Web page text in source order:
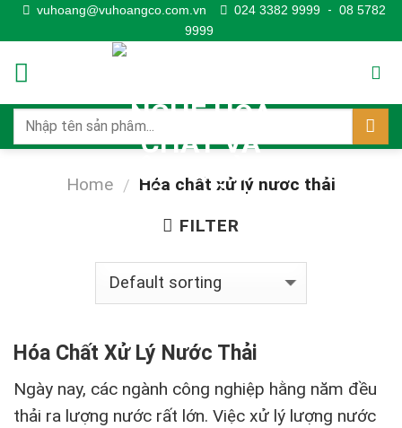
Skip
to
content
vuhoang@vuhoangco.com.vn 024 3382 9999 - 08 5782
9999
Home / Hóa chất xử lý nước thải
FILTER
Hóa Chất Xử Lý Nước Thải
Ngày nay, các ngành công nghiệp hằng năm đều
thải ra lượng nước rất lớn. Việc xử lý lượng nước